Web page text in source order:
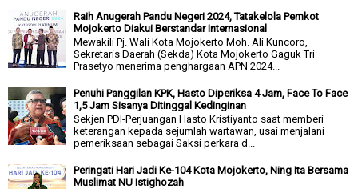
Raih Anugerah Pandu Negeri 2024, Tatakelola Pemkot
Mojokerto Diakui Berstandar Internasional
Mewakili Pj. Wali Kota Mojokerto Moh. Ali Kuncoro,
Sekretaris Daerah (Sekda) Kota Mojokerto Gaguk Tri
Prasetyo menerima penghargaan APN 2024...
Penuhi Panggilan KPK, Hasto Diperiksa 4 Jam, Face To Face
1,5 Jam Sisanya Ditinggal Kedinginan
Sekjen PDI-Perjuangan Hasto Kristiyanto saat memberi
keterangan kepada sejumlah wartawan, usai menjalani
pemeriksaan sebagai Saksi perkara d...
Peringati Hari Jadi Ke-104 Kota Mojokerto, Ning Ita Bersama
Muslimat NU Istighozah